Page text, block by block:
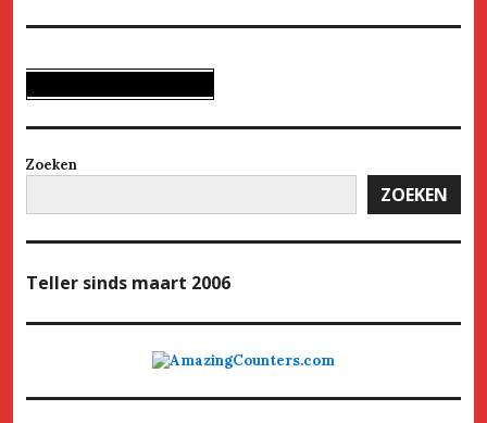
Zoeken
ZOEKEN
Teller sinds maart 2006